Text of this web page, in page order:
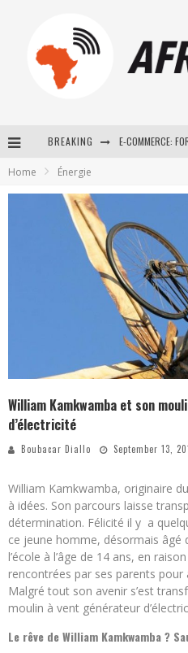
BREAKING
How
Home Énergie
William Kamkwamba et son
d’électricité
Boubacar Diallo September 13,
William Kamkwamba, originaire
à idées. Son parcours laisse
détermination. Félicité il y a
ce jeune homme, désormais
l’école à l’âge de 14 ans, en
rencontrées par ses parents
Malgré tout son avenir s’est
moulin à vent générateur
Le rêve de William Kamkwamba ?